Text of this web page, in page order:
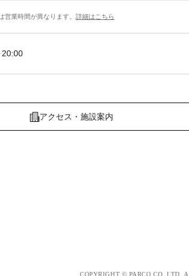
営業時間が異なります。詳細はこちら
20:00
アクセス・施設案内
COPYRIGHT © PARCO.CO.,LTD.